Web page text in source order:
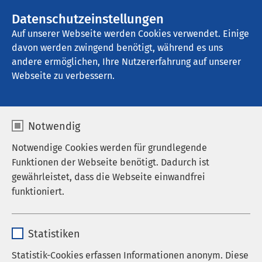
Datenschutzeinstellungen
Auf unserer Webseite werden Cookies verwendet. Einige
davon werden zwingend benötigt, während es uns
andere ermöglichen, Ihre Nutzererfahrung auf unserer
Webseite zu verbessern.
Notwendig
Notwendige Cookies werden für grundlegende
Funktionen der Webseite benötigt. Dadurch ist
gewährleistet, dass die Webseite einwandfrei
funktioniert.
Anbieter sgalinski
Statistiken
Statistik-Cookies erfassen Informationen anonym. Diese
AMEOS Eingliederung Ueckermünde